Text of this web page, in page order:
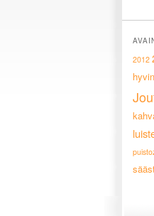
2012